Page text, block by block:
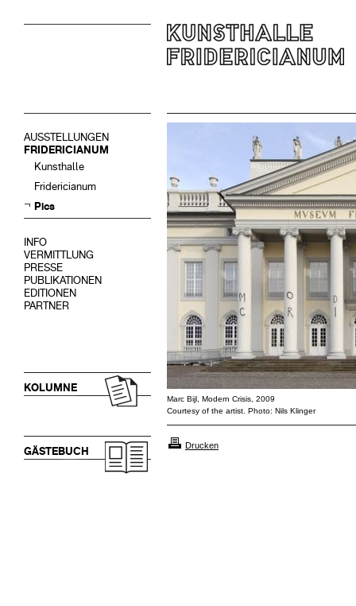
AUSSTELLUNGEN
FRIDERICIANUM
Kunsthalle
Fridericianum
Pics
INFO
VERMITTLUNG
PRESSE
PUBLIKATIONEN
EDITIONEN
PARTNER
KOLUMNE
GÄSTEBUCH
Marc Bijl, Modern Crisis, 2009
Courtesy of the artist. Photo: Nils Klinger
Drucken